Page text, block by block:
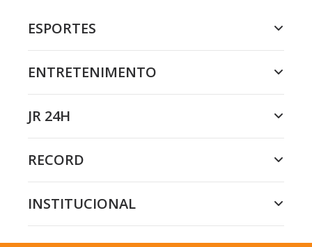
ESPORTES
ENTRETENIMENTO
JR 24H
RECORD
INSTITUCIONAL